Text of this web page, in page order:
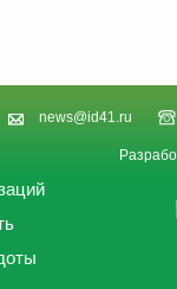
news@id41.ru